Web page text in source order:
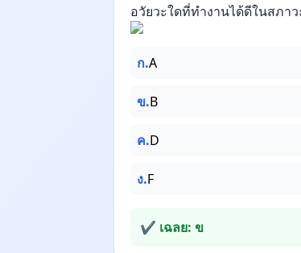
อวัยวะใดที่ทำงานได้ดีในสภาว
ก.A
ข.B
ค.D
ง.F
✔ เฉลย: ข